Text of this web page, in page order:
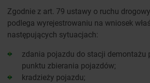
Zgodnie z art. 79 ustawy o ruchu
podlega wyrejestrowaniu na wniosek
następujących sytuacjach:
zdania pojazdu do stacji demontażu
punktu zbierania pojazdów;
kradzieży pojazdu;